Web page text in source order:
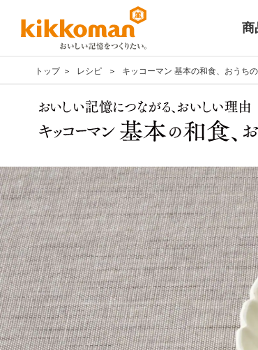
商
トップ レシピ キッコーマン 基本の和食、おうち